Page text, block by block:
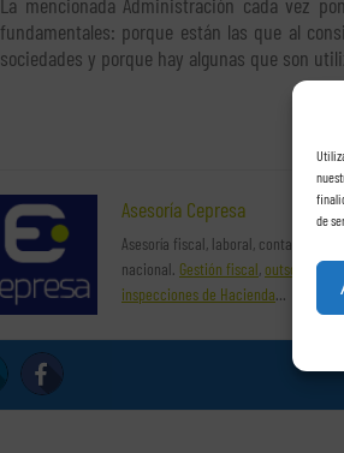
de
fundamentales: porque están las que al
sociedades y porque hay algunas que son
Asesoría Cepresa
Asesoría fiscal, laboral, contable y
nacional. Gestión fiscal, outsourcing
inspecciones de Hacienda…